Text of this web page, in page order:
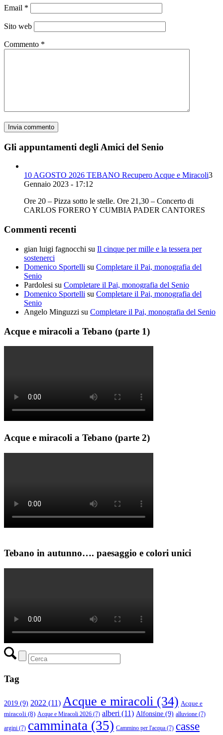
Email *
Sito web
Commento *
Gli appuntamenti degli Amici del Senio
10 AGOSTO 2026 TEBANO Recupero Acque e Miracoli3
Gennaio 2023 - 17:12
Ore 20 – Pizza sotto le stelle. Ore 21,30 – Concerto di
CARLOS FORERO Y CUMBIA PADER CANTORES
Commenti recenti
gian luigi fagnocchi su Il cinque per mille e la tessera per
sostenerci
Domenico Sportelli su Completare il Pai, monografia del
Senio
Pardolesi su Completare il Pai, monografia del Senio
Domenico Sportelli su Completare il Pai, monografia del
Senio
Angelo Minguzzi su Completare il Pai, monografia del Senio
Acque e miracoli a Tebano (parte 1)
Acque e miracoli a Tebano (parte 2)
Tebano in autunno…. paesaggio e colori unici
Tag
2019 (9) 2022 (11) Acque e miracoli (34) Acque e
miracoli (8) Acque e Miracoli 2026 (7) alberi (11) Alfonsine (9) alluvione (7)
argini (7) camminata (35) Cammino per l'acqua (7) casse